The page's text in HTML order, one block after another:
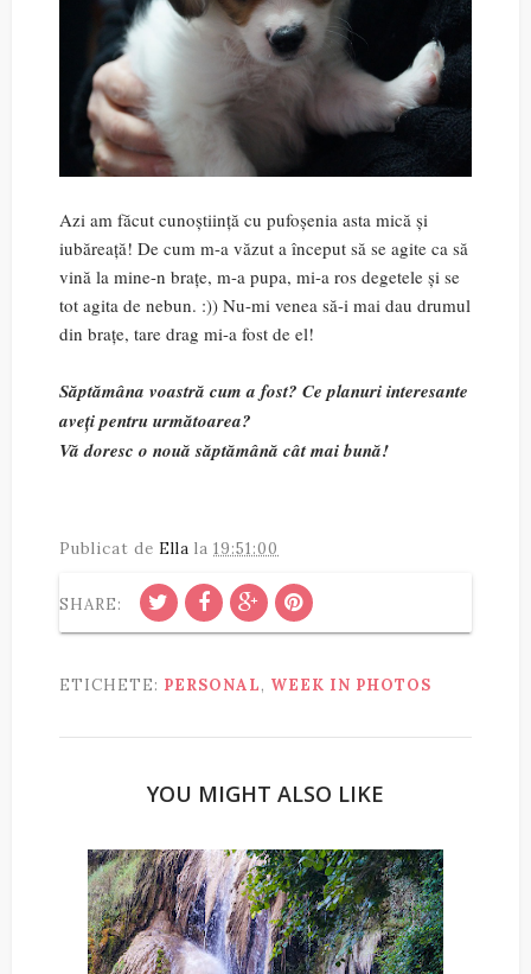
Azi am făcut cunoștiință cu pufoșenia asta mică și
iubăreață! De cum m-a văzut a început să se agite ca să
vină la mine-n brațe, m-a pupa, mi-a ros degetele și se
tot agita de nebun. :)) Nu-mi venea să-i mai dau drumul
din brațe, tare drag mi-a fost de el!
Săptămâna voastră cum a fost? Ce planuri interesante
aveți pentru următoarea?
Vă doresc o nouă săptămână cât mai bună!
Publicat de Ella la 19:51:00
SHARE:
ETICHETE: PERSONAL, WEEK IN PHOTOS
YOU MIGHT ALSO LIKE